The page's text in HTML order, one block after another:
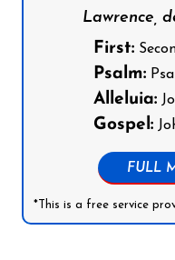
Lawrence,
First:
Psalm:
Alleluia:
Gospel:
FULL
*This is a free service